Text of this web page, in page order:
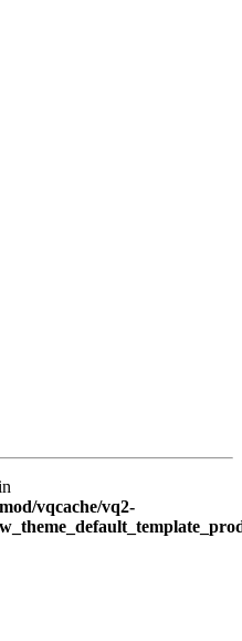
vqcache/vq2-